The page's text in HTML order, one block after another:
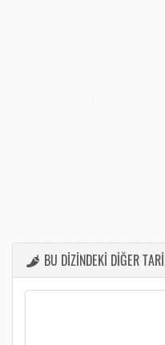
BU DİZİNDEKİ DİĞER